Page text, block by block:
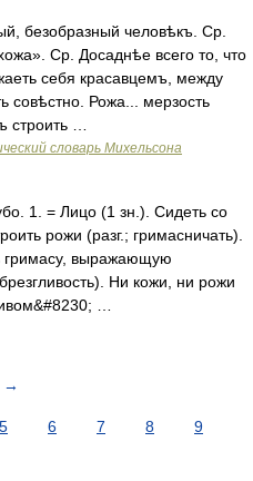
безобразный человѣкъ. Ср.
Ср. Досаднѣе всего то, что
себя красавцемъ, между
совѣстно. Рожа... мерзость
строить …
словарь Михельсона
1. = Лицо (1 зн.). Сидеть со
рожи (разг.; гримасничать).
гримасу, выражающую
Ни кожи, ни рожи
…
→
5 6 7 8
9